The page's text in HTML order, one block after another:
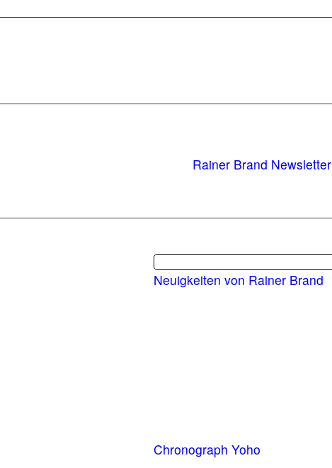
Rainer Brand Newsletter
Neuigkeiten von Rainer Brand
Chronograph Yoho